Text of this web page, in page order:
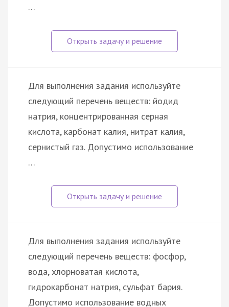
…
Для выполнения задания используйте
следующий перечень веществ: йодид
натрия, концентрированная серная
кислота, карбонат калия, нитрат калия,
сернистый газ. Допустимо использование
…
Для выполнения задания используйте
следующий перечень веществ: фосфор,
вода, хлорноватая кислота,
гидрокарбонат натрия, сульфат бария.
Допустимо использование водных